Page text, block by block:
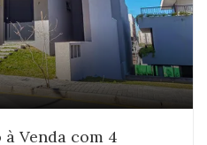
Venda com 4